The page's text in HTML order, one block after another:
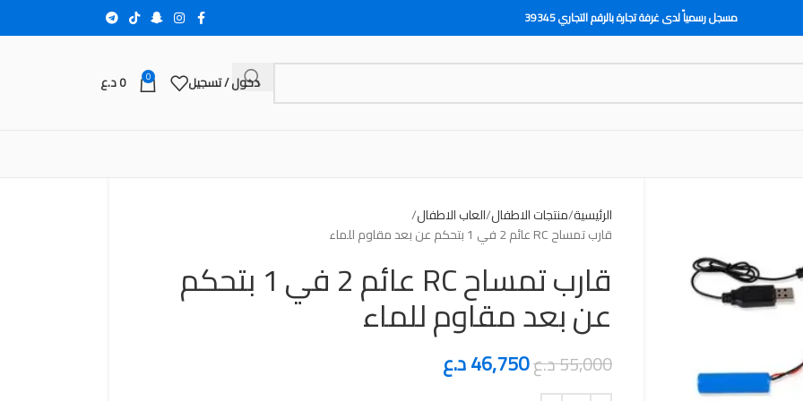
مسجل رسمياً لدى غرفة تجارة بالرقم التجاري 39345
دخول / تسجيل 0
0د.ع
الرئيسية منتجات الاطفال العاب الاطفال
قارب تمساح RC عائم 2 في 1 بتحكم عن بعد مقاوم للماء
قارب تمساح RC عائم 2 في 1 بتحكم
عن بعد مقاوم للماء
55,000د.ع46,750د.ع